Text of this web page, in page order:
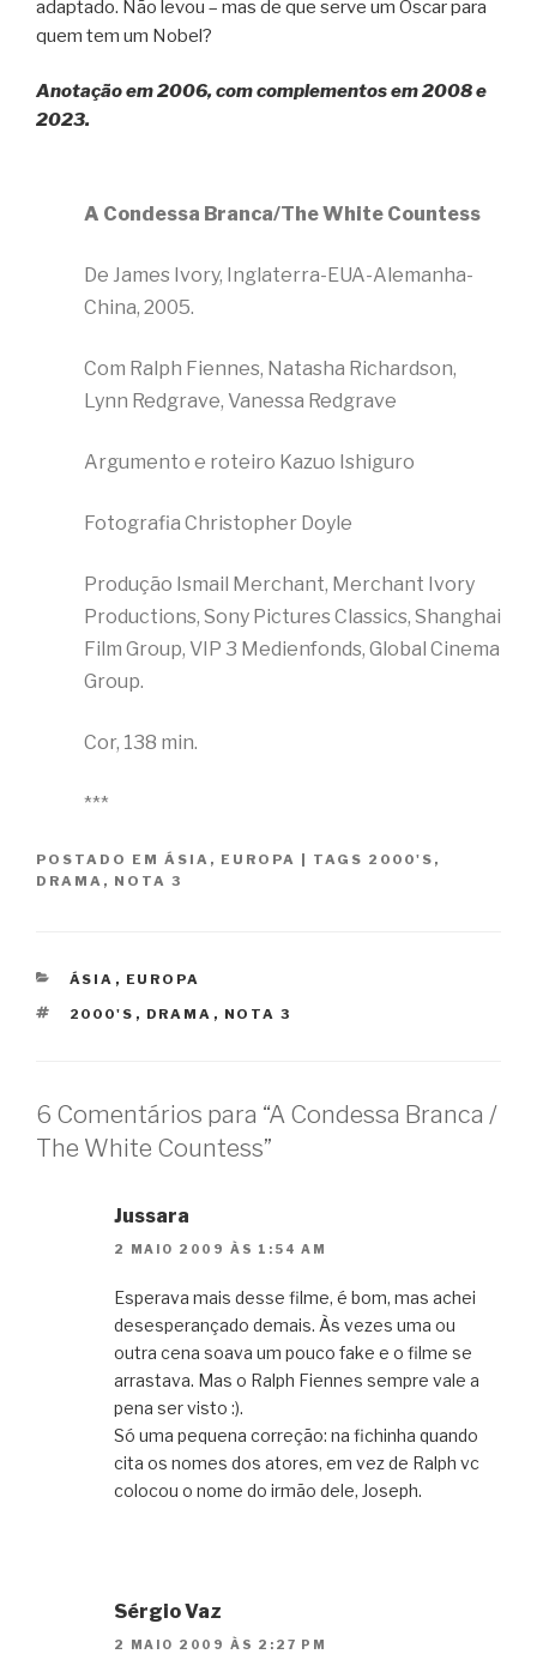
adaptado. Não levou – mas de que serve um Oscar para
quem tem um Nobel?
Anotação em 2006, com complementos em 2008 e
2023.
A Condessa Branca/The White Countess
De James Ivory, Inglaterra-EUA-Alemanha-
China, 2005.
Com Ralph Fiennes, Natasha Richardson,
Lynn Redgrave, Vanessa Redgrave
Argumento e roteiro Kazuo Ishiguro
Fotografia Christopher Doyle
Produção Ismail Merchant, Merchant Ivory
Productions, Sony Pictures Classics, Shanghai
Film Group, VIP 3 Medienfonds, Global Cinema
Group.
Cor, 138 min.
***
POSTADO EM ÁSIA , EUROPA | TAGS 2000'S ,
DRAMA , NOTA 3
CATEGORIAS
ÁSIA , EUROPA
TAGS
2000'S , DRAMA , NOTA 3
6 Comentários para “A Condessa Branca /
The White Countess”
Jussara
2 MAIO 2009 ÀS 1:54 AM
Esperava mais desse filme, é bom, mas achei
desesperançado demais. Às vezes uma ou
outra cena soava um pouco fake e o filme se
arrastava. Mas o Ralph Fiennes sempre vale a
pena ser visto :).
Só uma pequena correção: na fichinha quando
cita os nomes dos atores, em vez de Ralph vc
colocou o nome do irmão dele, Joseph.
Sérgio Vaz
2 MAIO 2009 ÀS 2:27 PM